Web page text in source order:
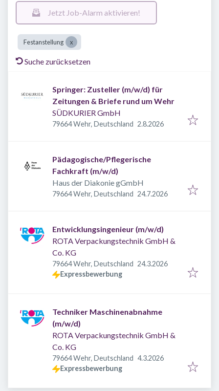
Jetzt Job-Alarm aktivieren!
Festanstellung
Suche zurücksetzen
Springer: Zusteller (m/w/d) für
Zeitungen & Briefe rund um Wehr
SÜDKURIER GmbH
79664 Wehr, Deutschland Veröffentlicht
2.8.2026
Pädagogische/Pflegerische
Fachkraft (m/w/d)
Haus der Diakonie gGmbH
79664 Wehr, Deutschland Veröffentlicht
24.7.2026
Entwicklungsingenieur (m/w/d)
ROTA Verpackungstechnik GmbH &
Co. KG
79664 Wehr, Deutschland Veröffentlicht
24.3.2026
Expressbewerbung
Techniker Maschinenabnahme
(m/w/d)
ROTA Verpackungstechnik GmbH &
Co. KG
79664 Wehr, Deutschland Veröffentlicht
4.3.2026
Expressbewerbung